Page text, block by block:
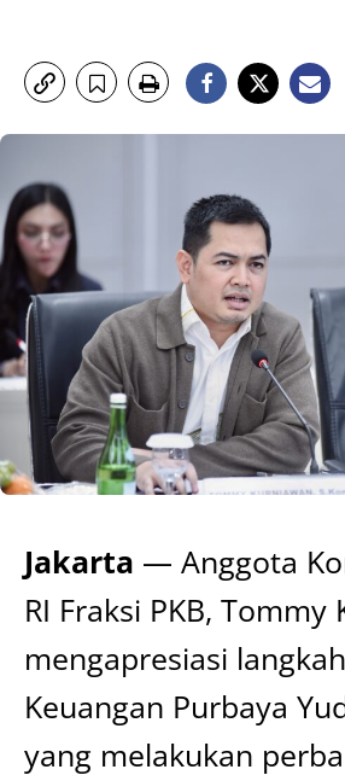
Jakarta — Anggota
RI Fraksi PKB, Tommy
mengapresiasi
Keuangan Purbaya
yang melakukan